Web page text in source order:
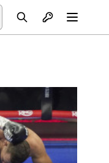
Otvori profil